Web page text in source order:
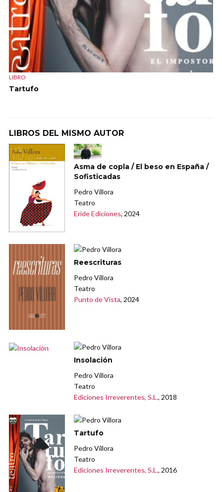
LIBRO
Tartufo
LIBROS DEL MISMO AUTOR
Asma de copla / El beso en España /
Sofisticadas
Pedro Víllora
Teatro
Eride Ediciones, 2024
Reescrituras
Pedro Víllora
Teatro
Punto de Vista, 2024
Insolación
Pedro Víllora
Teatro
Ediciones Irreverentes, S.L., 2018
Tartufo
Pedro Víllora
Teatro
Ediciones Irreverentes, S.L., 2016